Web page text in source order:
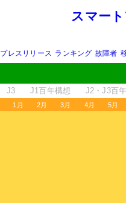
スマー
プレスリリース ランキング 故障者
J3 J1百年構想 J2・J3百
1月 2月 3月 4月 5月